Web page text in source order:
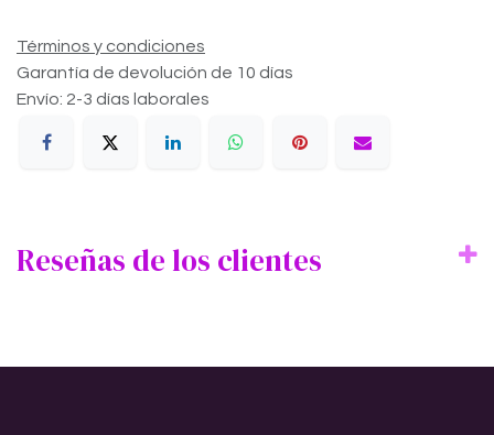
Términos y condiciones
Garantía de devolución de 10 días
Envío: 2-3 días laborales
Reseñas de los clientes